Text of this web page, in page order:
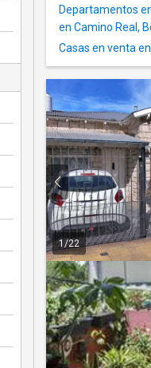
Departamentos
en Camino Real,
Casas en venta
1 /22